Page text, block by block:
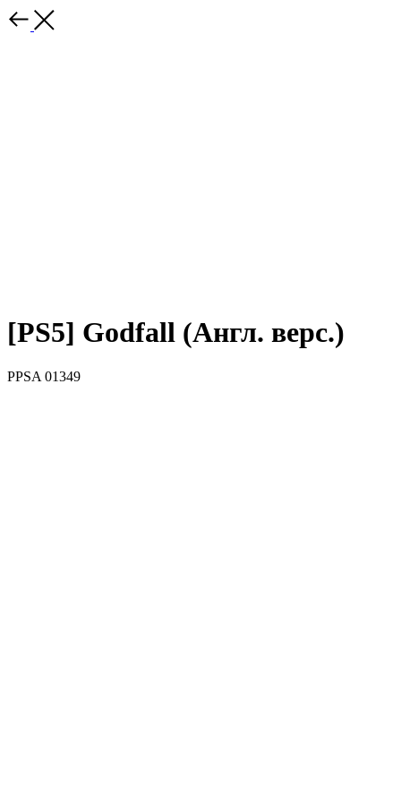
[PS5] Godfall (Англ. верс.)
PPSA 01349